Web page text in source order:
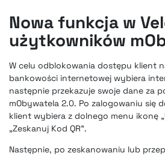
Nowa funkcja w
użytkowników
W celu odblokowania dostępu klient
bankowości internetowej wybiera
następnie przekazuje swoje dane za
mObywatela 2.0. Po zalogowaniu się
klient wybiera z dolnego menu ikonę
„Zeskanuj Kod QR”.
Następnie, po zeskanowaniu lub